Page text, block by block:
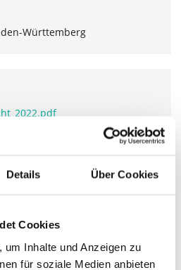
Details Über Cookies
Cookies
Inhalte und Anzeigen zu
für soziale Medien anbieten
Württemberg
DURCH DIE DSW